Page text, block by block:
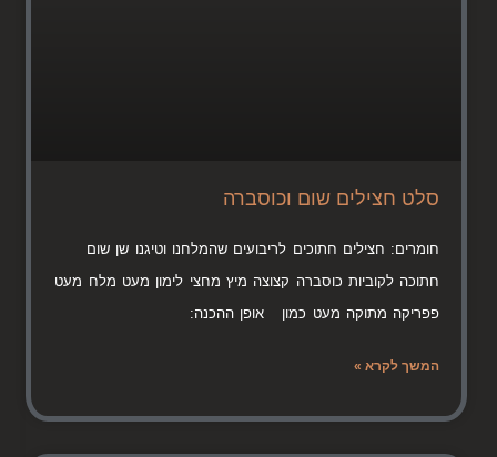
סלט חצילים שום וכוסברה
חומרים: חצילים חתוכים לריבועים שהמלחנו וטיגנו שן שום
חתוכה לקוביות כוסברה קצוצה מיץ מחצי לימון מעט מלח מעט
פפריקה מתוקה מעט כמון אופן ההכנה:
המשך לקרא »